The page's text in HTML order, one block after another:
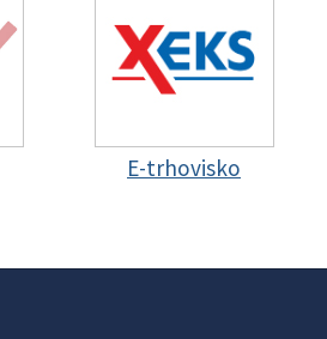
E-trhovisko